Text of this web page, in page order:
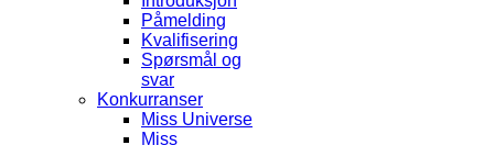
Påmelding
Kvalifisering
Spørsmål og
svar
Konkurranser
Miss Universe
Miss